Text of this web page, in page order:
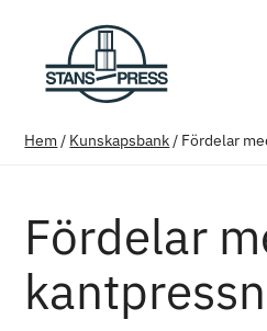
Hem/ Kunskapsbank/ Fördelar
Fördelar